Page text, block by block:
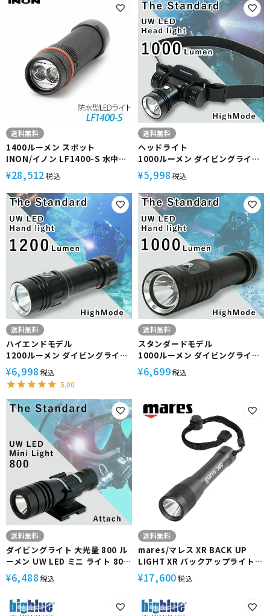
送料無料
1400ルーメン スポット
INON/イノン LF1400-S 水中ラ
イト
¥28,512税込
送料無料
ヘッドライト
1000ルーメン ダイビングライト
UW LED ヘッド ライト 1000 /
HighMode The Standard
ザ・スタンダード 18650バッテ
リー
【バッテリー・充電器 別売】
¥5,998 税込
送料無料
ハイエンドモデル
1200ルーメン ダイビングライト
UW LED ハンド ライト 1200 /
HighMode The Standard
【バッテリー・充電器 別売】
¥6,998 税込
5.00
送料無料
スタンダードモデル
1000ルーメン ダイビングライト
UW LED ハンド ライト 1000 /
HighMode The Standard
リー
【バッテリー・充電器 別売】
¥6,699税込
送料無料
ダイビングライト 大光量 800 ル
ーメン UW LED ミニ ライト 800
/ Attach The Standard ザ・ス
タンダード 水中ライト LEDライ
ト フラッシュライト 安全設計 ダ
イビング 14500 単三型 アタッチ
¥6,488 税込
送料無料
mares/マレス XR BACK UP
LIGHT XR バックアップライト
水中ライト アクセサリー ダイビ
ング
¥17,600税込